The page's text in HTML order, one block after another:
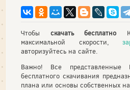
Чтобы скачать бесплатно
максимальной скорости,
авторизуйтесь на сайте.
Важно! Все представленные
бесплатного скачивания
плана или основы собственных